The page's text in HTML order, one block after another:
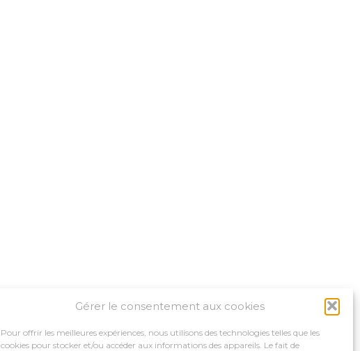
Gérer le consentement aux cookies
Pour offrir les meilleures expériences, nous utilisons des technologies telles que les
cookies pour stocker et/ou accéder aux informations des appareils. Le fait de